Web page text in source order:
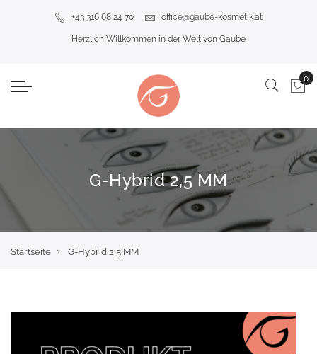
+43 316 68 24 70 office@gaube-kosmetik.at
Herzlich Willkommen in der Welt von Gaube
G-Hybrid 2,5 MM
Startseite G-Hybrid 2,5 MM